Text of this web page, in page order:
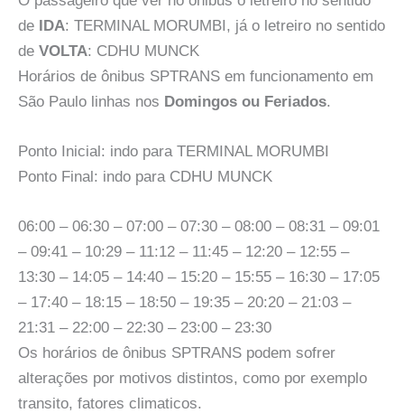
de IDA: TERMINAL MORUMBI, já o letreiro no sentido
de VOLTA: CDHU MUNCK
Horários de ônibus SPTRANS em funcionamento em
São Paulo linhas nos Domingos ou Feriados.
Ponto Inicial: indo para TERMINAL MORUMBI
Ponto Final: indo para CDHU MUNCK
06:00 – 06:30 – 07:00 – 07:30 – 08:00 – 08:31 – 09:01
– 09:41 – 10:29 – 11:12 – 11:45 – 12:20 – 12:55 –
13:30 – 14:05 – 14:40 – 15:20 – 15:55 – 16:30 – 17:05
– 17:40 – 18:15 – 18:50 – 19:35 – 20:20 – 21:03 –
21:31 – 22:00 – 22:30 – 23:00 – 23:30
Os horários de ônibus SPTRANS podem sofrer
alterações por motivos distintos, como por exemplo
transito, fatores climaticos.